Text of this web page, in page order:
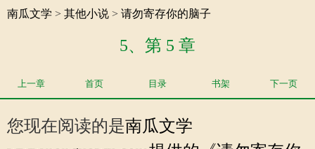
南瓜文学 > 其他小说 > 请勿寄存你的脑子
5、第 5 章
上一章 首页 目录 书架 下一页
您现在阅读的是南瓜文学